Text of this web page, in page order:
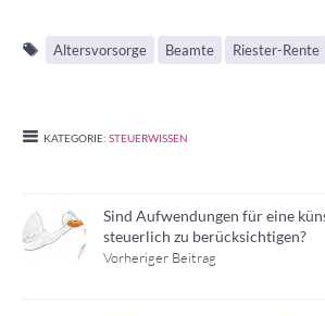
Altersvorsorge Beamte Riester-Rente
KATEGORIE: STEUERWISSEN
Sind Aufwendungen für eine
steuerlich zu berücksichtigen?
Vorheriger Beitrag